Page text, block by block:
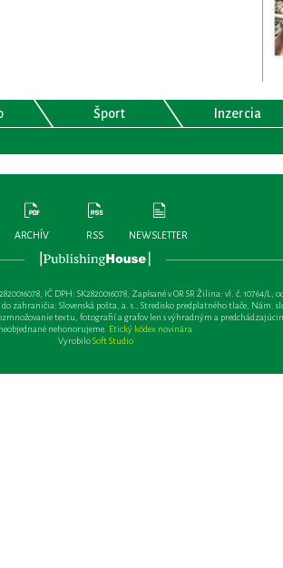
Šport Inzercia
ARCHÍV RSS NEWSLETTER
IČ DPH: SK2820016078, Zapísané v OR SR Žilina: vl. č. 10764/L,
zahraničia: Slovenská pošta, a. s., Stredisko predplatného tlače, Nám.
textu, fotografií a grafov len s výhradným a
neobjednané nehonorujeme. Etický kódex novinára
VyrobiloSoft Studio